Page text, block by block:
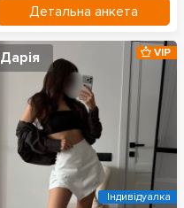
Детальна анкета
Дарія VIP
Індивідуалка